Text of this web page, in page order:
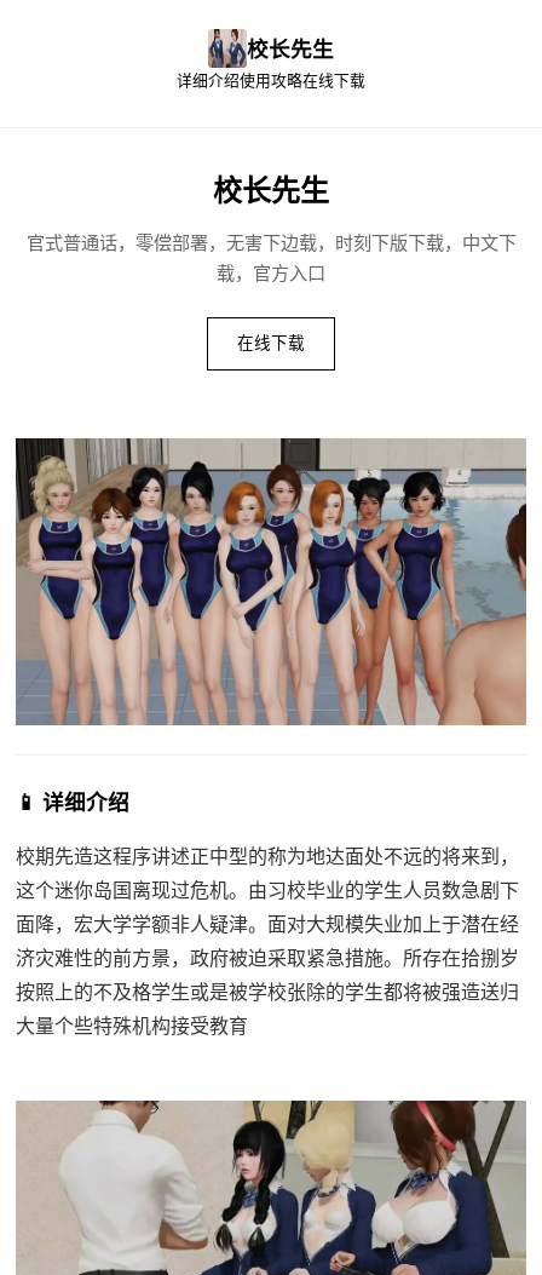
校长先生
详细介绍使用攻略在线下载
校长先生
官式普通话，零偿部署，无害下边载，时刻下版下载，中文下
载，官方入口
在线下载
📱 详细介绍
校期先造这程序讲述正中型的称为地达面处不远的将来到，
这个迷你岛国离现过危机。由习校毕业的学生人员数急剧下
面降，宏大学学额非人疑津。面对大规模失业加上于潜在经
济灾难性的前方景，政府被迫采取紧急措施。所存在拾捌岁
按照上的不及格学生或是被学校张除的学生都将被强造送归
大量个些特殊机构接受教育